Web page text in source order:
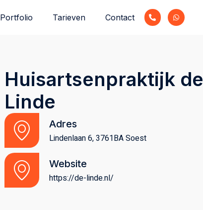
Portfolio Tarieven Contact
Huisartsenpraktijk de
Linde
Adres
Lindenlaan 6, 3761BA Soest
Website
https://de-linde.nl/